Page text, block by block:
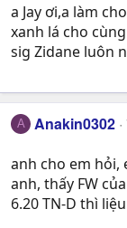
a Jay ơi,a làm
xanh lá cho
sig Zidane luôn
A Anakin0302
anh cho em hỏi,
anh, thấy FW
6.20 TN-D thì